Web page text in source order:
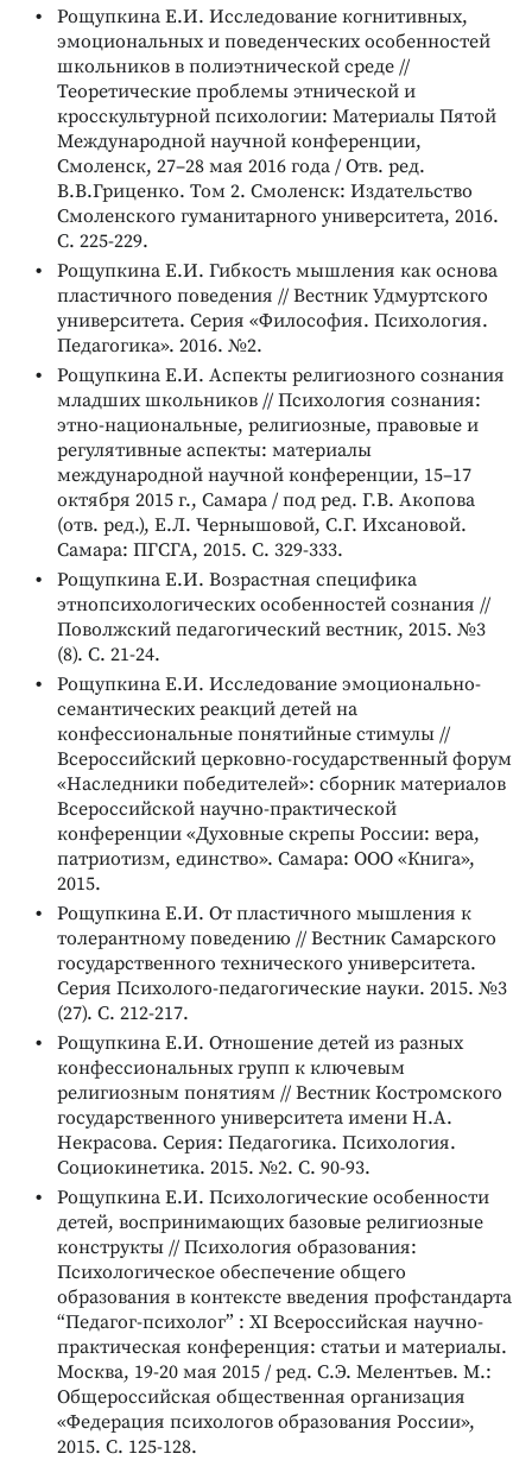
Рощупкина Е.И. Исследование когнитивных,
эмоциональных и поведенческих особенностей
школьников в полиэтнической среде //
Теоретические проблемы этнической и
кросскультурной психологии: Материалы Пятой
Международной научной конференции,
Смоленск, 27–28 мая 2016 года / Отв. ред.
В.В.Гриценко. Том 2. Смоленск: Издательство
Смоленского гуманитарного университета, 2016.
С. 225-229.
Рощупкина Е.И. Гибкость мышления как основа
пластичного поведения // Вестник Удмуртского
университета. Серия «Философия. Психология.
Педагогика». 2016. №2.
Рощупкина Е.И. Аспекты религиозного сознания
младших школьников // Психология сознания:
этно-национальные, религиозные, правовые и
регулятивные аспекты: материалы
международной научной конференции, 15–17
октября 2015 г., Самара / под ред. Г.В. Акопова
(отв. ред.), Е.Л. Чернышовой, С.Г. Ихсановой.
Самара: ПГСГА, 2015. С. 329-333.
Рощупкина Е.И. Возрастная специфика
этнопсихологических особенностей сознания //
Поволжский педагогический вестник, 2015. №3
(8). С. 21-24.
Рощупкина Е.И. Исследование эмоционально-
семантических реакций детей на
конфессиональные понятийные стимулы //
Всероссийский церковно-государственный форум
«Наследники победителей»: сборник материалов
Всероссийской научно-практической
конференции «Духовные скрепы России: вера,
патриотизм, единство». Самара: ООО «Книга»,
2015.
Рощупкина Е.И. От пластичного мышления к
толерантному поведению // Вестник Самарского
государственного технического университета.
Серия Психолого-педагогические науки. 2015. №3
(27). С. 212-217.
Рощупкина Е.И. Отношение детей из разных
конфессиональных групп к ключевым
религиозным понятиям // Вестник Костромского
государственного университета имени Н.А.
Некрасова. Серия: Педагогика. Психология.
Социокинетика. 2015. №2. С. 90-93.
Рощупкина Е.И. Психологические особенности
детей, воспринимающих базовые религиозные
конструкты // Психология образования:
Психологическое обеспечение общего
образования в контексте введения профстандарта
“Педагог-психолог” : XI Всероссийская научно-
практическая конференция: cтатьи и материалы.
Москва, 19-20 мая 2015 / ред. С.Э. Мелентьев. М.:
Общероссийская общественная организация
«Федерация психологов образования России»,
2015. С. 125-128.